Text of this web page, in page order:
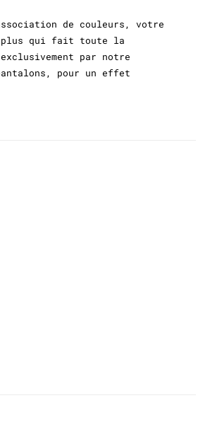
de couleurs, votre
plus qui fait toute la
par notre
pour un effet